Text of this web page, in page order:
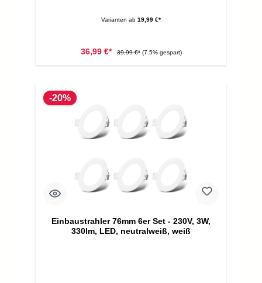
Varianten ab 19,99 €*
36,99 €* 39,99 €* (7.5% gespart)
-20%
Einbaustrahler 76mm 6er Set - 230V, 3W,
330lm, LED, neutralweiß, weiß